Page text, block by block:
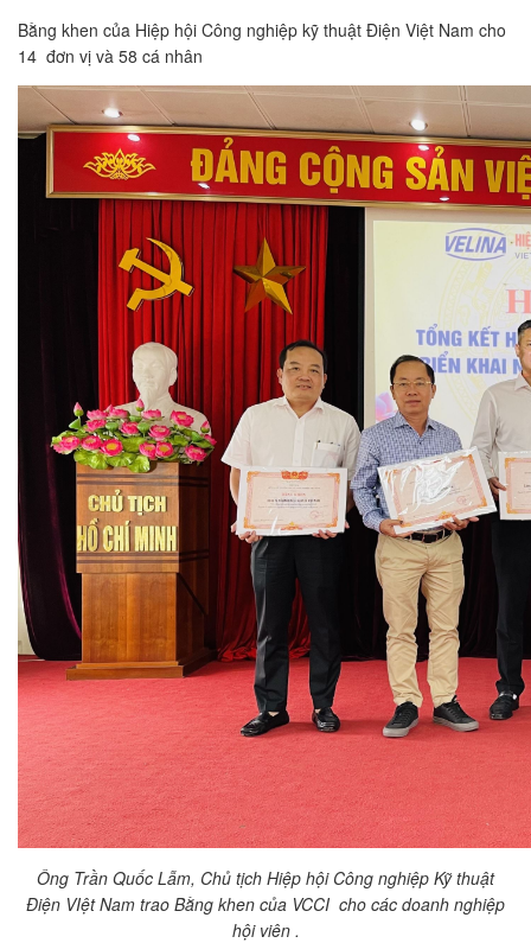
Bằng khen của Hiệp hội Công nghiệp kỹ thuật Điện Việt Nam cho
14 đơn vị và 58 cá nhân
Ông Trần Quốc Lẫm, Chủ tịch Hiệp hội Công nghiệp Kỹ thuật
Điện VIệt Nam trao Bằng khen của VCCI cho các doanh nghiệp
hội viên .